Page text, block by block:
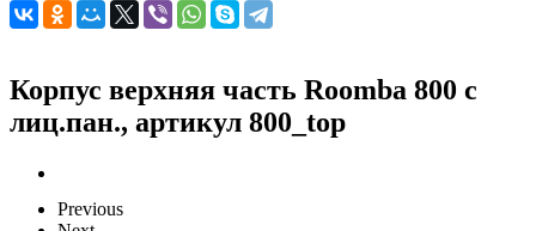
Корпус верхняя часть Roomba 800 с
лиц.пан., артикул 800_top
Previous